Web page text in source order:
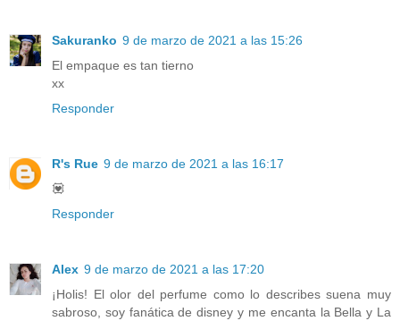
Sakuranko 9 de marzo de 2021 a las 15:26
El empaque es tan tierno
xx
Responder
R's Rue 9 de marzo de 2021 a las 16:17
💟
Responder
Alex 9 de marzo de 2021 a las 17:20
¡Holis! El olor del perfume como lo describes suena muy
sabroso, soy fanática de disney y me encanta la Bella y La